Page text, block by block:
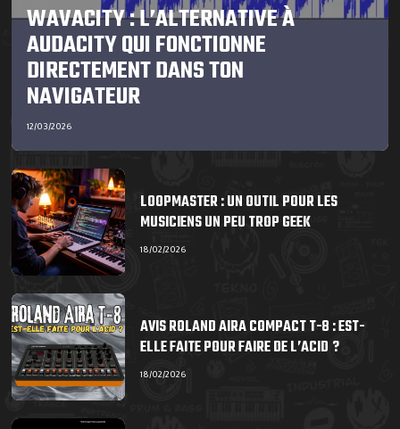
WAVACITY : L’ALTERNATIVE À
AUDACITY QUI FONCTIONNE
DIRECTEMENT DANS TON
NAVIGATEUR
12/03/2026
LOOPMASTER : UN OUTIL POUR LES
MUSICIENS UN PEU TROP GEEK
18/02/2026
AVIS ROLAND AIRA COMPACT T-8 : EST-
ELLE FAITE POUR FAIRE DE L’ACID ?
18/02/2026